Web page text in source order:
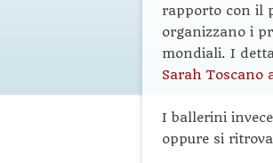
rapporto con il
organizzano i
mondiali. I
Sarah Toscano
I ballerini
oppure si